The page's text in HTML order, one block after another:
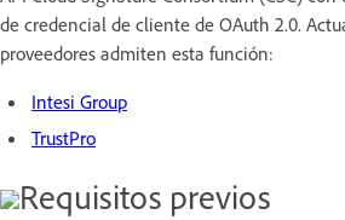
de credencial de cliente de OAuth 2.0.
proveedores admiten esta función:
Intesi Group
TrustPro
Requisitos previos